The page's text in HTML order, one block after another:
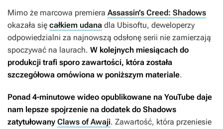
Mimo że marcowa premiera Assassin’s Creed: Shadows
okazała się całkiem udana dla Ubisoftu, deweloperzy
odpowiedzialni za najnowszą odsłonę serii nie zamierzają
spoczywać na laurach. W kolejnych miesiącach do
produkcji trafi sporo zawartości, która została
szczegółowa omówiona w poniższym materiale.
Ponad 4-minutowe wideo opublikowane na YouTube daje
nam lepsze spojrzenie na dodatek do Shadows
zatytułowany Claws of Awaji. Zawartość, która przeniesie